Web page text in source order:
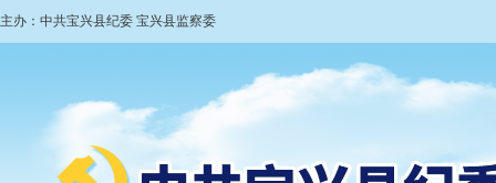
主办：中共宝兴县纪委 宝兴县监察委